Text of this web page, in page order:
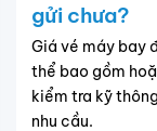
gửi chưa?
Giá vé máy bay
thể bao gồm
kiểm tra kỹ
nhu cầu.